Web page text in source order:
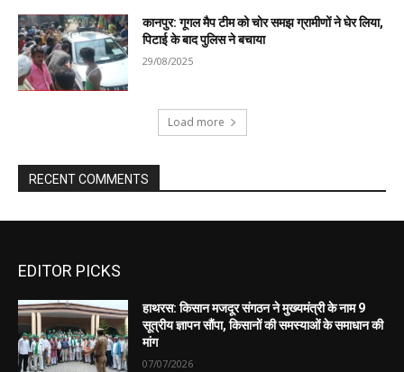
EDITOR PICKS
हाथरस: किसान मजदूर संगठन ने मुख्यमंत्री के नाम 9
सूत्रीय ज्ञापन सौंपा, किसानों की समस्याओं के समाधान की
मांग
07/07/2026